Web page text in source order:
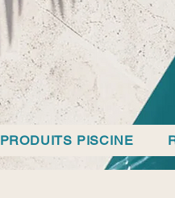
PRODUITS PISCINE